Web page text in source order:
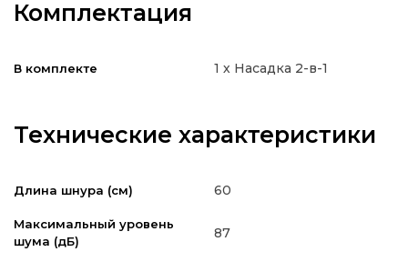
Комплектация
В комплекте 1 х Насадка 2-в-1
Технические характеристики
Длина шнура (см) 60
Максимальный уровень
шума (дБ)
87